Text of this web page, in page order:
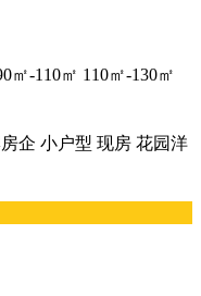
㎡-110㎡ 110㎡-130㎡
企 小户型 现房 花园洋